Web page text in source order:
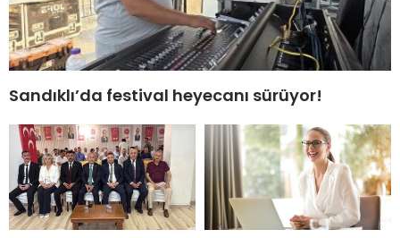
Sandıklı’da festival heyecanı sürüyor!